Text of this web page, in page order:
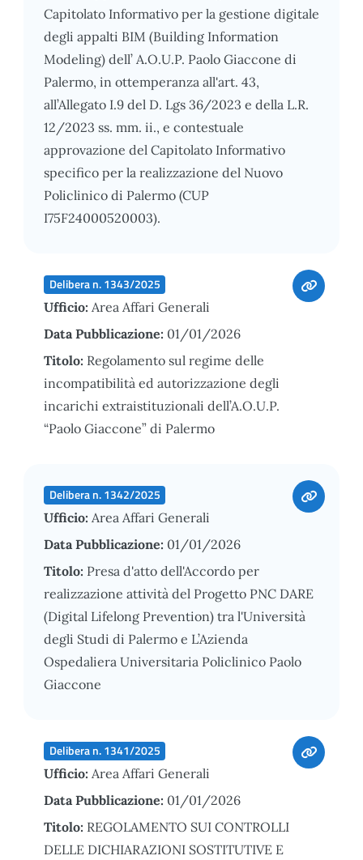
Capitolato Informativo per la gestione digitale
degli appalti BIM (Building Information
Modeling) dell’ A.O.U.P. Paolo Giaccone di
Palermo, in ottemperanza all'art. 43,
all’Allegato I.9 del D. Lgs 36/2023 e della L.R.
12/2023 ss. mm. ii., e contestuale
approvazione del Capitolato Informativo
specifico per la realizzazione del Nuovo
Policlinico di Palermo (CUP
I75F24000520003).
Delibera n. 1343/2025
Ufficio: Area Affari Generali
Data Pubblicazione: 01/01/2026
Titolo: Regolamento sul regime delle
incompatibilità ed autorizzazione degli
incarichi extraistituzionali dell’A.O.U.P.
“Paolo Giaccone” di Palermo
Delibera n. 1342/2025
Ufficio: Area Affari Generali
Data Pubblicazione: 01/01/2026
Titolo: Presa d'atto dell'Accordo per
realizzazione attività del Progetto PNC DARE
(Digital Lifelong Prevention) tra l'Università
degli Studi di Palermo e L’Azienda
Ospedaliera Universitaria Policlinico Paolo
Giaccone
Delibera n. 1341/2025
Ufficio: Area Affari Generali
Data Pubblicazione: 01/01/2026
Titolo: REGOLAMENTO SUI CONTROLLI
DELLE DICHIARAZIONI SOSTITUTIVE E